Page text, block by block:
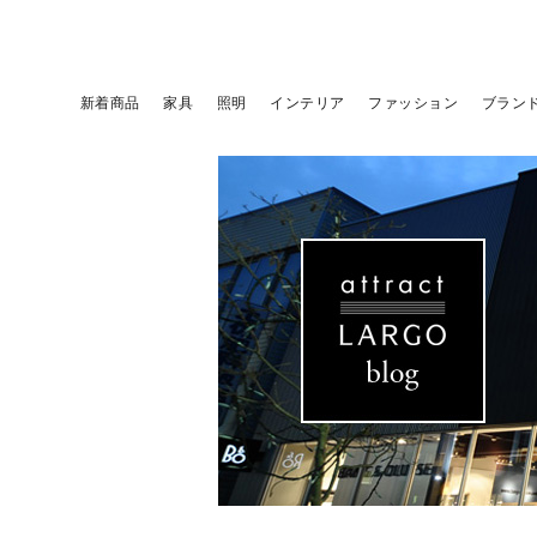
新着商品 家具 照明 インテリア ファッション ブラン